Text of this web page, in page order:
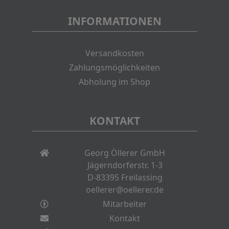
INFORMATIONEN
Versandkosten
Zahlungsmöglichkeiten
Abholung im Shop
KONTAKT
Georg Öllerer GmbH
Jägerndorferstr. 1-3
D-83395 Freilassing
oellerer@oellerer.de
Mitarbeiter
Kontakt